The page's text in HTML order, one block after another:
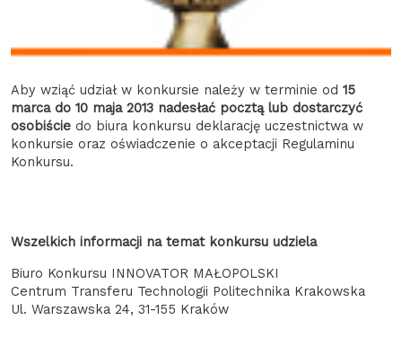
Aby wziąć udział w konkursie należy w terminie od 15
marca do 10 maja 2013 nadesłać pocztą lub dostarczyć
osobiście do biura konkursu deklarację uczestnictwa w
konkursie oraz oświadczenie o akceptacji Regulaminu
Konkursu.
Wszelkich informacji na temat konkursu udziela
Biuro Konkursu INNOVATOR MAŁOPOLSKI
Centrum Transferu Technologii Politechnika Krakowska
Ul. Warszawska 24, 31-155 Kraków